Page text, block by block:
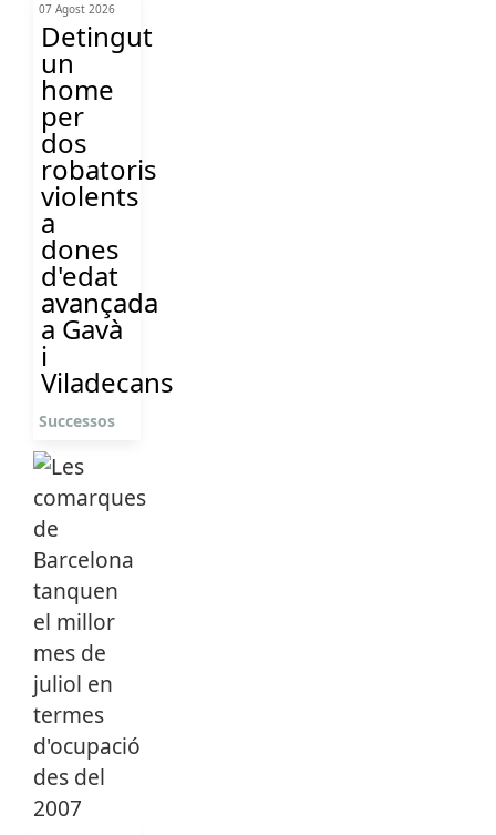
07 Agost 2026
Detingut
un
home
per
dos
robatoris
violents
a
dones
d'edat
avançada
a Gavà
i
Viladecans
Successos